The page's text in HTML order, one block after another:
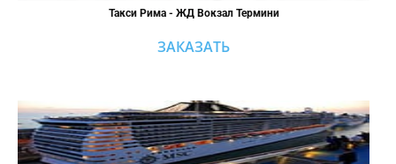
Такси Рима - ЖД Вокзал Термини
ЗАКАЗАТЬ